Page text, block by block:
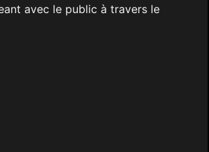
avec le public à travers le